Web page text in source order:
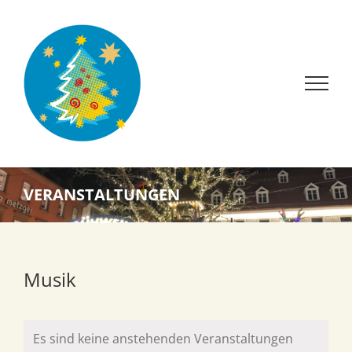
springen
VERANSTALTUNGEN
Musik
Es sind keine anstehenden Veranstaltungen